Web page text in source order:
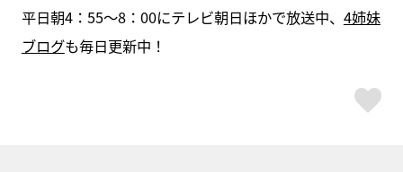
平日朝4：55～8：00にテレビ朝日ほかで放送中、 4姉妹
ブログも毎日更新中！